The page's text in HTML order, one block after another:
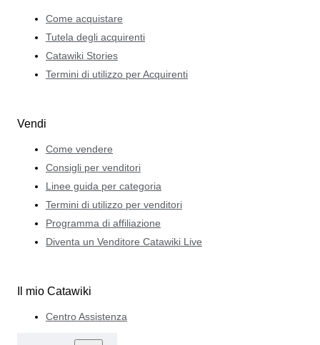
Come acquistare
Tutela degli acquirenti
Catawiki Stories
Termini di utilizzo per Acquirenti
Vendi
Come vendere
Consigli per venditori
Linee guida per categoria
Termini di utilizzo per venditori
Programma di affiliazione
Diventa un Venditore Catawiki Live
Il mio Catawiki
Centro Assistenza